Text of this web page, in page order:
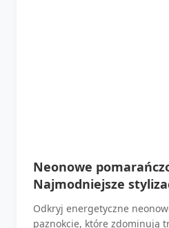
Neonowe
Najmodniejsze
Odkryj energetyczne
paznokcie, które zdominują